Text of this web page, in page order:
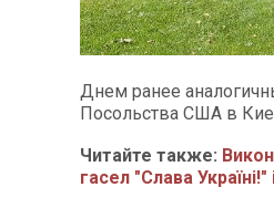
Днем ранее
Посольства США в
Читайте также:
гасел "Слава